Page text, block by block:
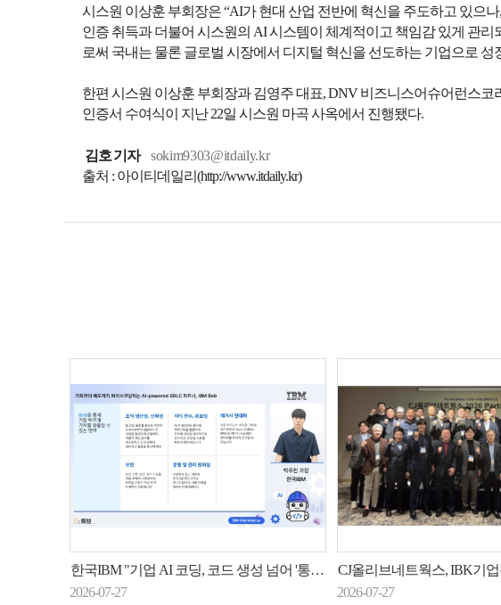
시스원 이상훈 부회장은 “AI가 현대 산업 전반에 혁신을 주도하고 있으
인증 취득과 더불어 시스원의 AI 시스템이 체계적이고 책임감 있게 관
로써 국내는 물론 글로벌 시장에서 디지털 혁신을 선도하는 기업으로 성
한편 시스원 이상훈 부회장과 김영주 대표, DNV 비즈니스어슈어런스
인증서 수여식이 지난 22일 시스원 마곡 사옥에서 진행됐다.
김호 기자
sokim9303@itdaily.kr
출처 : 아이티데일리(http://www.itdaily.kr)
한국IBM "기업 AI 코딩, 코드 생성 넘어 '통제 가능한 SDLC'로"
2026-07-27
CJ올리브네트웍스, IBK기업은행과
2026-07-27